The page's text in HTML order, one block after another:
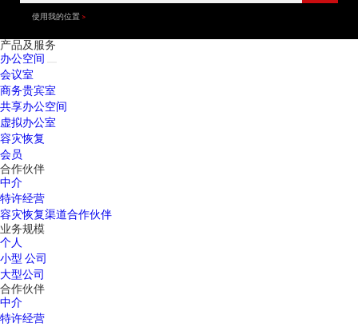
使用我的位置
产品及服务
办公空间
会议室
商务贵宾室
共享办公空间
虚拟办公室
容灾恢复
会员
合作伙伴
中介
特许经营
容灾恢复渠道合作伙伴
业务规模
个人
小型 公司
大型公司
合作伙伴
中介
特许经营